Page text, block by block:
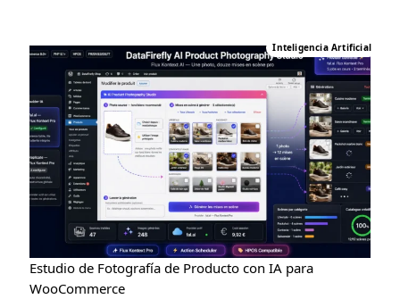
Inteligencia Artificial
Estudio de Fotografía de Producto con IA para
WooCommerce